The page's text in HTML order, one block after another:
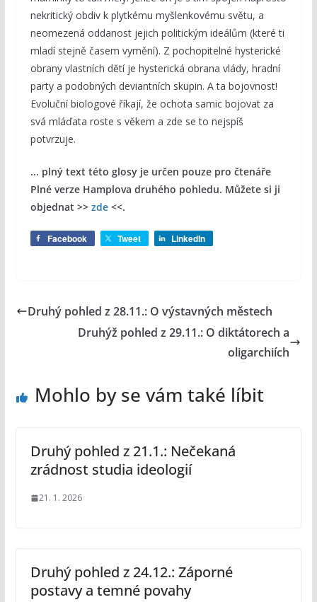
nekritický obdiv k plytkému myšlenkovému světu, a
neomezená oddanost jejich politickým ideálům (které ti
mladí stejně časem vymění). Z pochopitelné hysterické
obrany vlastních dětí je hysterická obrana vlády, hradní
party a podobných deviantních skupin. A ta bojovnost!
Evoluční biologové říkají, že ochota samic bojovat za
svá mláďata roste s věkem a zde se to nejspíš
potvrzuje.
... plný text této glosy je určen pouze pro čtenáře
Plné verze Hamplova druhého pohledu. Můžete si ji
objednat >> zde<<.
Facebook Tweet LinkedIn
Druhý pohled z 28.11.: O výstavných městech
Druhýž pohled z 29.11.: O diktátorech a
oligarchiích
Mohlo by se vám také líbit
Druhý pohled z 21.1.: Nečekaná
zrádnost studia ideologií
21. 1. 2026
Druhý pohled z 24.12.: Záporné
postavy a temné povahy